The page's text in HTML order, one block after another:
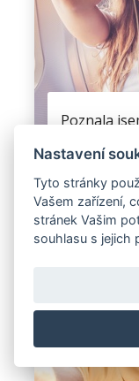
Poznala
chvíle. Nyní
měsíce.
únor 2013,
Nastavení
Tyto stránky
Vašem zařízení,
stránek Vašim
souhlasu s jejich